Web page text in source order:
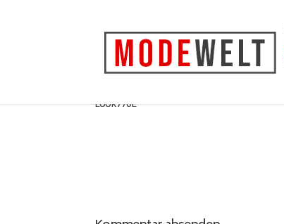
Look770L